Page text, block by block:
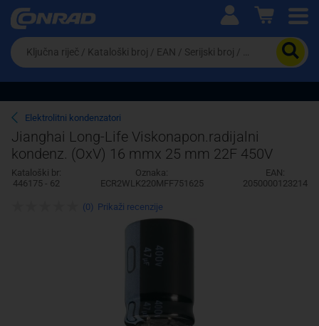
Ova postavka prilagođava asortiman proizvoda i
cijene vašim potrebama.
Pravno lice
Da
biste
potražili
proizvod,
unesite
ključnu
riječ,
kataloški
broj,
EAN
ili
Elektrolitni kondenzatori
Jianghai Long-Life Viskonapon.radijalni
kondenz. (OxV) 16 mmx 25 mm 22F 450V
Kataloški br:
446175 - 62
Oznaka:
ECR2WLK220MFF751625
EAN:
2050000123214
(0) Prikaži recenzije